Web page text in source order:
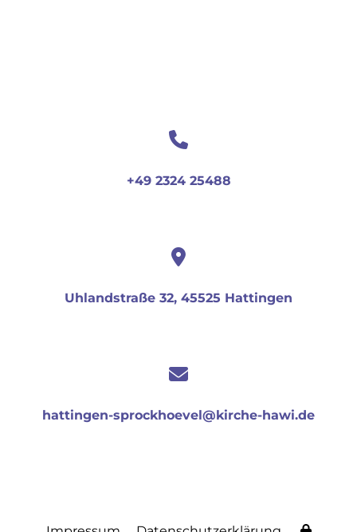
+49 2324 25488
Uhlandstraße 32, 45525 Hattingen
hattingen-sprockhoevel@kirche-hawi.de